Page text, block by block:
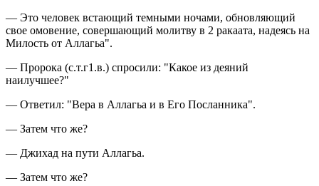
— Это человек встающий темными ночами, обновляющий
свое омовение, совершающий молитву в 2 ракаата, надеясь на
Милость от Аллагьа".
— Пророка (с.т.г1.в.) спросили: "Какое из деяний
наилучшее?"
— Ответил: "Вера в Аллагьа и в Его Посланника".
— Затем что же?
— Джихад на пути Аллагьа.
— Затем что же?